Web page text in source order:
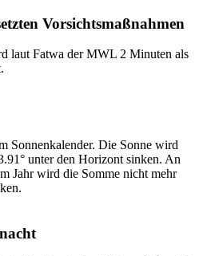
Vorsichtsmaßnahmen
laut Fatwa der MWL 2 Minuten als
Sonnenkalender. Die Sonne wird
unter den Horizont sinken. An
Jahr wird die Somme nicht mehr